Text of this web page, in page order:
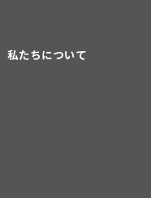
私たちについて